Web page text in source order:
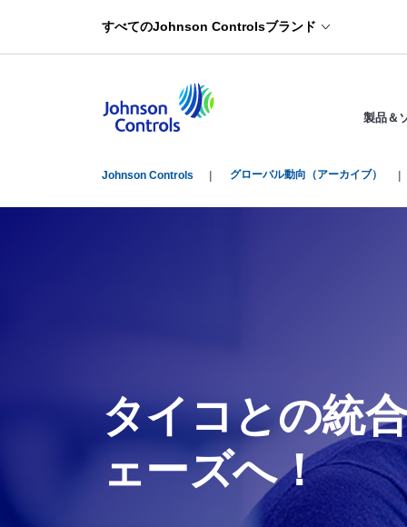
すべてのJohnson Controlsブランド
製品＆
Johnson Controls グローバル動向（アーカイブ）
タイコとの統
ェーズへ！